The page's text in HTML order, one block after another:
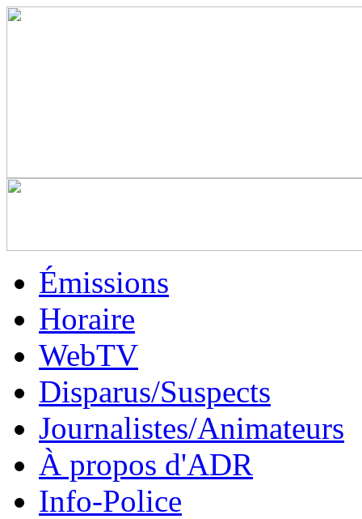
Émissions
Horaire
WebTV
Disparus/Suspects
Journalistes/Animateurs
À propos d'ADR
Info-Police